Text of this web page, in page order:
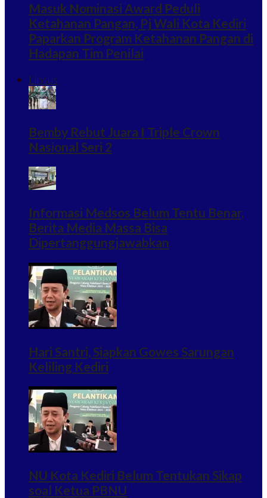
Masuk Nominasi Award Peduli
Ketahanan Pangan, Pj Wali Kota Kediri
Paparkan Program Ketahanan Pangan di
Hadapan Tim Penilai
Lipsus
Bemby Rebut Juara I Triple Crown
Nasional Seri 2
Informasi Medsos Belum Tentu Benar,
Berita Media Massa Bisa
Dipertanggungjawabkan
Hari Santri, Siapkan Gowes Sarungan
Keliling Kediri
NU Kota Kediri Belum Tentukan Sikap
soal Ketua PBNU